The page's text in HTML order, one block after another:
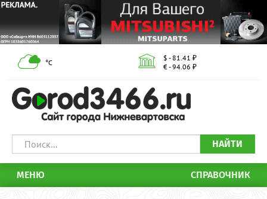
°С
$ - 81.41 ₽
€ - 94.06 ₽
НАЙТИ
МЕНЮ СПРАВОЧНИК